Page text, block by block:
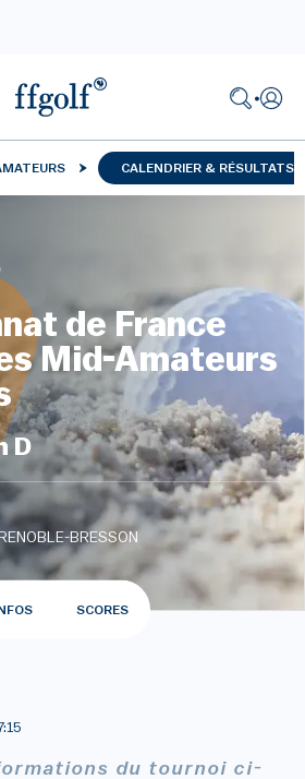
CALENDRIER & RÉSULTATS
de France
Mid-Amateurs
D
BRESSON
SCORES
du tournoi ci-